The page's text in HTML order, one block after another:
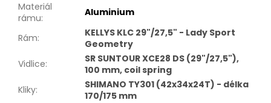
Materiál
rámu: Aluminium
Rám:
KELLYS KLC 29"/27,5" - Lady Sport
Geometry
Vidlice:
SR SUNTOUR XCE28 DS (29"/27,5"),
100 mm, coil spring
Kliky:
SHIMANO TY301 (42x34x24T) - délka
170/175 mm